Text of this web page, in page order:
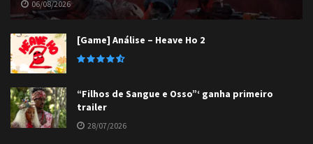
06/08/2026
[Game] Análise – Heave Ho 2
“Filhos de Sangue e Osso”‘ ganha primeiro
trailer
28/07/2026